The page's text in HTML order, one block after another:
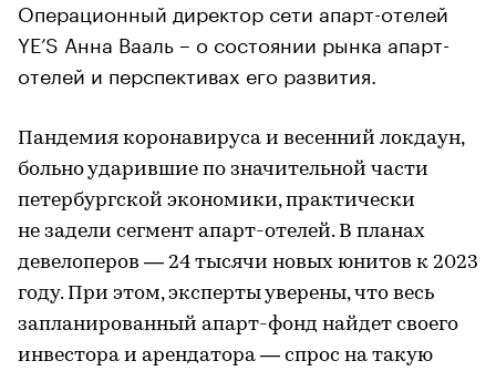
Операционный директор сети апарт-отелей
YE’S Анна Вааль – о состоянии рынка апарт-
отелей и перспективах его развития.
Пандемия коронавируса и весенний локдаун,
больно ударившие по значительной части
петербургской экономики, практически
не задели сегмент апарт-отелей. В планах
девелоперов — 24 тысячи новых юнитов к 2023
году. При этом, эксперты уверены, что весь
запланированный апарт-фонд найдет своего
инвестора и арендатора — спрос на такую